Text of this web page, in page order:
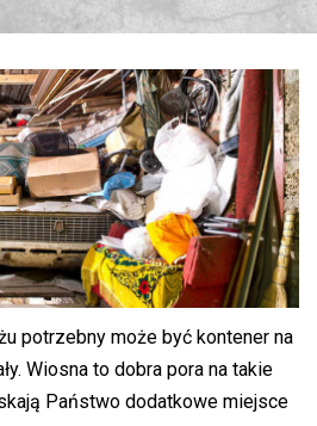
potrzebny może być kontener na
Wiosna to dobra pora na takie
Państwo dodatkowe miejsce